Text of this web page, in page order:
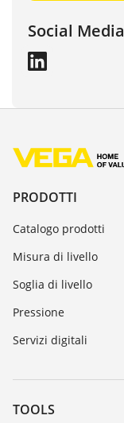
Social Media
PRODOTTI
Catalogo prodotti
Misura di livello
Soglia di livello
Pressione
Servizi digitali
TOOLS